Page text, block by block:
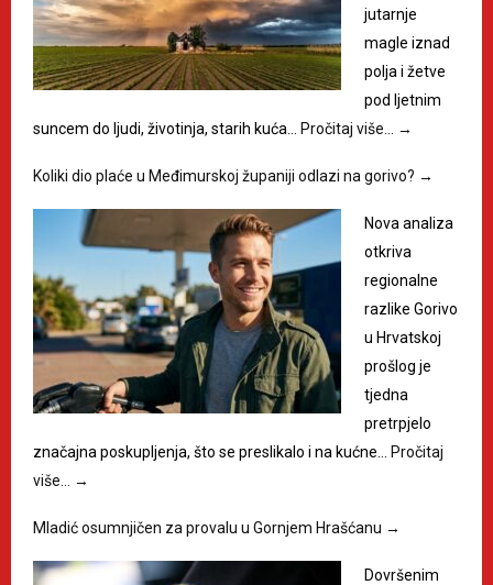
jutarnje
magle iznad
polja i žetve
pod ljetnim
suncem do ljudi, životinja, starih kuća…
Pročitaj više… →
Koliki dio plaće u Međimurskoj županiji odlazi na gorivo? →
Nova analiza
otkriva
regionalne
razlike Gorivo
u Hrvatskoj
prošlog je
tjedna
pretrpjelo
značajna poskupljenja, što se preslikalo i na kućne…
Pročitaj
više…
→
Mladić osumnjičen za provalu u Gornjem Hrašćanu →
Dovršenim